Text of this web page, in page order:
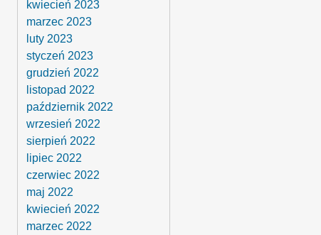
kwiecień 2023
marzec 2023
luty 2023
styczeń 2023
grudzień 2022
listopad 2022
październik 2022
wrzesień 2022
sierpień 2022
lipiec 2022
czerwiec 2022
maj 2022
kwiecień 2022
marzec 2022